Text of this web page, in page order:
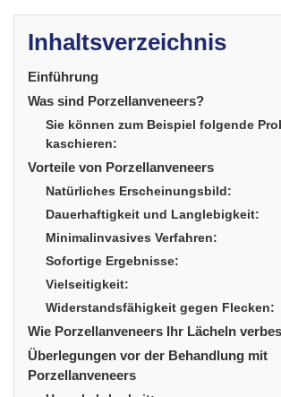
Inhaltsverzeichnis
Einführung
Was sind Porzellanveneers?
Sie können zum Beispiel folgende
kaschieren:
Vorteile von Porzellanveneers
Natürliches Erscheinungsbild:
Dauerhaftigkeit und Langlebigkeit:
Minimalinvasives Verfahren:
Sofortige Ergebnisse:
Vielseitigkeit:
Widerstandsfähigkeit gegen Flecken:
Wie Porzellanveneers Ihr Lächeln
Überlegungen vor der Behandlung mit
Porzellanveneers